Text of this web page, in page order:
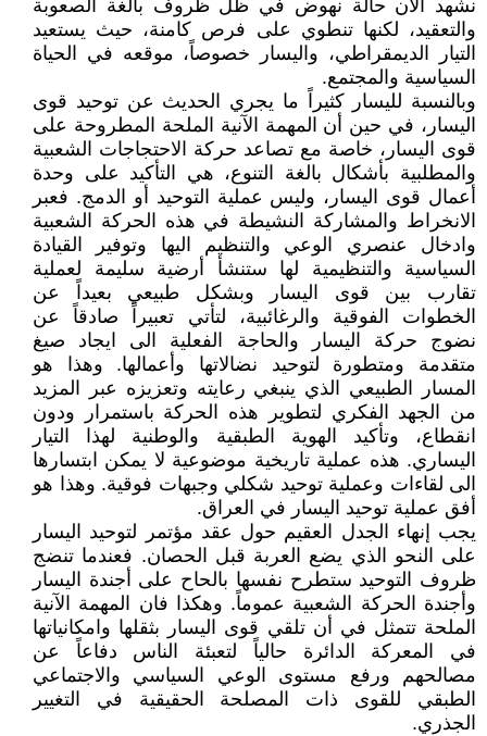
نشهد الآن حالة نهوض في ظل ظروف بالغة الصعوبة
والتعقيد، لكنها تنطوي على فرص كامنة، حيث يستعيد
التيار الديمقراطي، واليسار خصوصاً، موقعه في الحياة
السياسية والمجتمع.
وبالنسبة لليسار كثيراً ما يجري الحديث عن توحيد قوى
اليسار، في حين أن المهمة الآنية الملحة المطروحة على
قوى اليسار، خاصة مع تصاعد حركة الاحتجاجات الشعبية
والمطلبية بأشكال بالغة التنوع، هي التأكيد على وحدة
أعمال قوى اليسار، وليس عملية التوحيد أو الدمج. فعبر
الانخراط والمشاركة النشيطة في هذه الحركة الشعبية
وادخال عنصري الوعي والتنظيم اليها وتوفير القيادة
السياسية والتنظيمية لها ستنشأ أرضية سليمة لعملية
تقارب بين قوى اليسار وبشكل طبيعي بعيداً عن
الخطوات الفوقية والرغائبية، لتأتي تعبيراً صادقاً عن
نضوج حركة اليسار والحاجة الفعلية الى ايجاد صيغ
متقدمة ومتطورة لتوحيد نضالاتها وأعمالها. وهذا هو
المسار الطبيعي الذي ينبغي رعايته وتعزيزه عبر المزيد
من الجهد الفكري لتطوير هذه الحركة باستمرار ودون
انقطاع، وتأكيد الهوية الطبقية والوطنية لهذا التيار
اليساري. هذه عملية تاريخية موضوعية لا يمكن ابتسارها
الى لقاءات وعملية توحيد شكلي وجبهات فوقية. وهذا هو
أفق عملية توحيد اليسار في العراق.
يجب إنهاء الجدل العقيم حول عقد مؤتمر لتوحيد اليسار
على النحو الذي يضع العربة قبل الحصان. فعندما تنضج
ظروف التوحيد ستطرح نفسها بالحاح على أجندة اليسار
وأجندة الحركة الشعبية عموماً. وهكذا فان المهمة الآنية
الملحة تتمثل في أن تلقي قوى اليسار بثقلها وامكانياتها
في المعركة الدائرة حالياً لتعبئة الناس دفاعاً عن
مصالحهم ورفع مستوى الوعي السياسي والاجتماعي
الطبقي للقوى ذات المصلحة الحقيقية في التغيير
الجذري.